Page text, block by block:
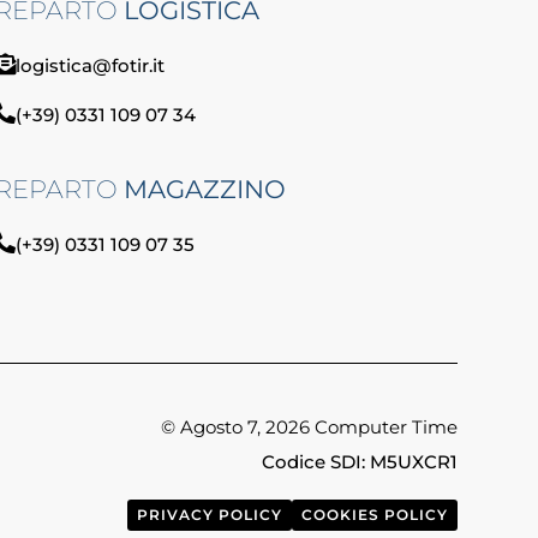
LOGISTICA
logistica@fotir.it
(+39) 0331 109 07 34
MAGAZZINO
(+39) 0331 109 07 35
© Agosto 7, 2026 Computer Time
Codice SDI: M5UXCR1
PRIVACY POLICY COOKIES POLICY